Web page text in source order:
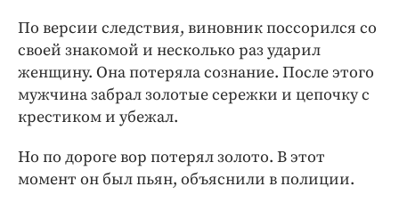
Работодатель года
По версии следствия, виновник поссорился со
своей знакомой и несколько раз ударил
женщину. Она потеряла сознание. После этого
мужчина забрал золотые сережки и цепочку с
крестиком и убежал.
Но по дороге вор потерял золото. В этот
момент он был пьян, объяснили в полиции.